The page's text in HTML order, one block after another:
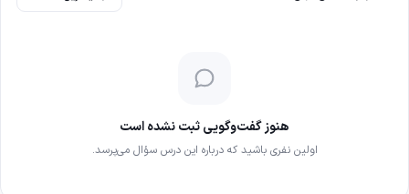
هنوز گفت‌وگویی ثبت نشده است
اولین نفری باشید که درباره این درس سؤال می‌پرسد.